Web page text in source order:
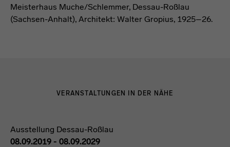
Meisterhaus Muche/Schlemmer, Dessau-Roßlau
(Sachsen-Anhalt), Architekt: Walter Gropius, 1925–26.
VERANSTALTUNGEN IN DER NÄHE
Ausstellung Dessau-Roßlau
08.09.2019 - 08.09.2029